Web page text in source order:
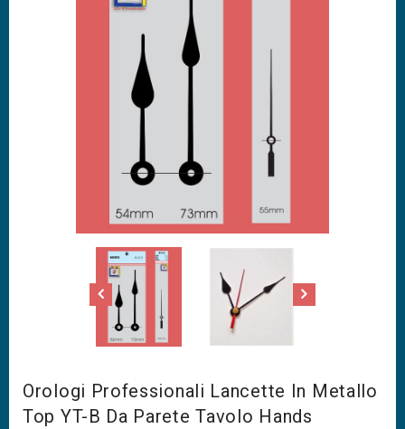
Orologi Professionali Lancette In Metallo
Top YT-B Da Parete Tavolo Hands